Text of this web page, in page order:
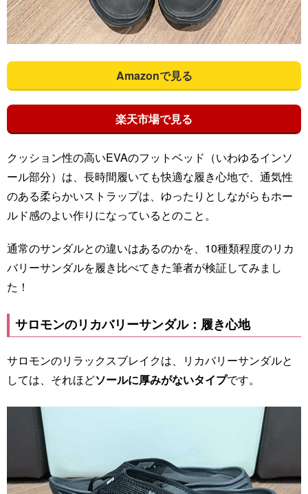
Amazonで見る
楽天市場で見る
クッション性の高いEVAのフットベッド（いわゆるインソ
ール部分）は、長時間履いても快適な履き心地で、通気性
のある柔らかいストラップは、ゆったりとしながらもホー
ルド感のよい作りになっているとのこと。
通常のサンダルとの違いはあるのかを、10種類程度のリカ
バリーサンダルを履き比べてきた筆者が検証してみまし
た！
サロモンのリカバリーサンダル：履き心地
サロモンのリラックスブレイクは、リカバリーサンダルと
しては、それほどソールに厚みがないタイプです。